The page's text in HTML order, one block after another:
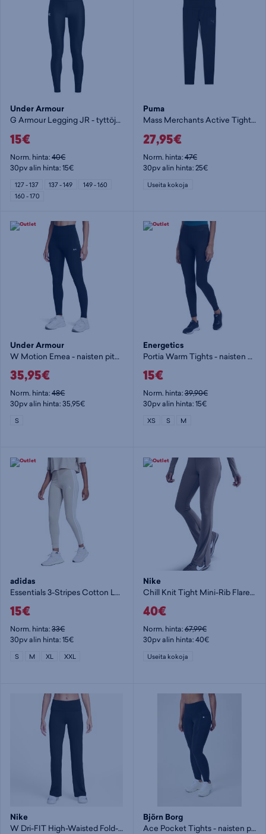
Under Armour
G Armour Legging JR - tyttöjen pitkät trikoot
15€
Norm. hinta:40€
30pv alin hinta: 15€
127 - 137 137 - 149
149 - 160
160 - 170
Puma
Mass Merchants Active Tight W - naisten pitkät trikoot
27,95€
Norm. hinta:47€
30pv alin hinta: 25€
Useita kokoja
Under Armour
W Motion Emea - naisten pitkät trikoot
35,95€
Norm. hinta:48€
30pv alin hinta: 35,95€
S
Energetics
Portia Warm Tights - naisten pitkät trikoot
15€
Norm. hinta:39,90€
30pv alin hinta: 15€
XS S M
adidas
Essentials 3-Stripes Cotton Leggings W - naisten pitkät trikoot
15€
Norm. hinta:33€
30pv alin hinta: 15€
S M XL XXL
Nike
Chill Knit Tight Mini-Rib Flared Leggings W - naisten pitkät trikoot
40€
Norm. hinta:67,99€
30pv alin hinta: 40€
Useita kokoja
Nike
W Dri-FIT High-Waisted Fold-Over Pants N - naisten pitkät trikoot
Björn Borg
Ace Pocket Tights - naisten pitkät trikoot